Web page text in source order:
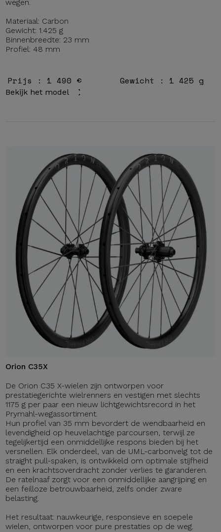
wegen.
Materiaal: Carbon
Gewicht: 1.425 g
Binnenbreedte: 23 mm
Profiel: 48 mm
Prijs : 1 490 € Gewicht : 1 425 g
Bekijk het model
Orion C35X
De Orion C35 X-wielen zijn ontworpen voor
prestatiegerichte wielrenners en vestigen met slechts
1175 g per paar een nieuw lichtgewichtsrecord in het
Prymahl-wegassortiment.
Hun profiel van 35 mm bevordert de wendbaarheid en
levendigheid op heuvelachtige parcoursen, terwijl ze
tegelijkertijd een onmiddellijke respons bieden bij het
versnellen. Elk onderdeel, van de UML-carbonvelg tot de
straight pull-spaken, is ontwikkeld om optimale stijfheid
en een krachtsoverdracht zonder verlies te garanderen.
De ratelnaaf zorgt voor een onmiddellijke aangrijping en
een feilloze betrouwbaarheid, zelfs onder zware
belasting.
Het resultaat: nauwkeurige, responsieve en soepele
wielen, ontworpen voor pure prestaties op de weg.